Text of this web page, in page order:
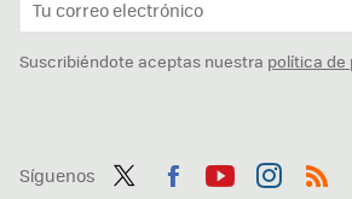
Suscribiéndote aceptas nuestra política de
Síguenos